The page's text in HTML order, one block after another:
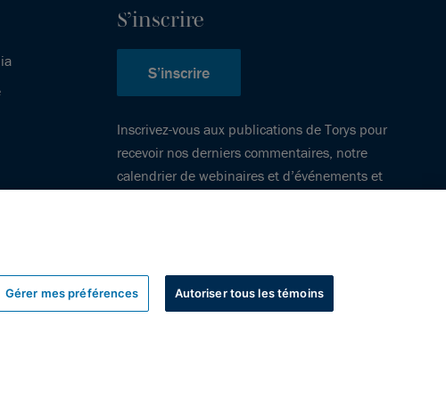
S’inscrire
S’inscrire
Inscrivez-vous aux publications de Torys pour
recevoir nos derniers commentaires, notre
calendrier de webinaires et d’événements et
Gérer mes préférences Autoriser tous les témoins